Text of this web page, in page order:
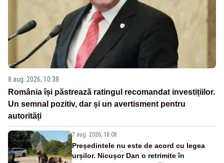
8 aug. 2026, 10:38
România își păstrează ratingul recomandat investițiilor.
Un semnal pozitiv, dar și un avertisment pentru
autorități
7 aug. 2026, 18:08
Președintele nu este de acord cu legea
urșilor. Nicușor Dan o retrimite în